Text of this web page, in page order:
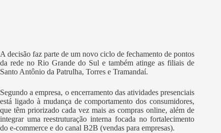
A decisão faz parte de um novo ciclo de fechamento de pontos
da rede no Rio Grande do Sul e também atinge as filiais de
Santo Antônio da Patrulha, Torres e Tramandaí.
Segundo a empresa, o encerramento das atividades presenciais
está ligado à mudança de comportamento dos consumidores,
que têm priorizado cada vez mais as compras online, além de
integrar uma reestruturação interna focada no fortalecimento
do e-commerce e do canal B2B (vendas para empresas).